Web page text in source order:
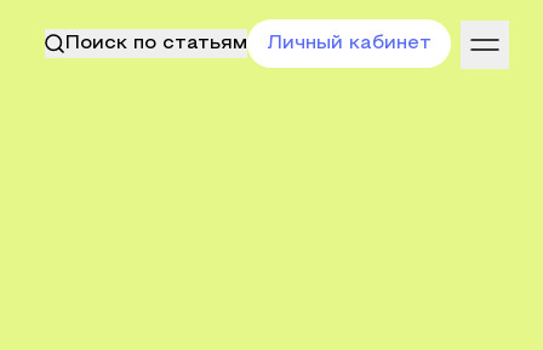
Поиск по статьям Личный кабинет